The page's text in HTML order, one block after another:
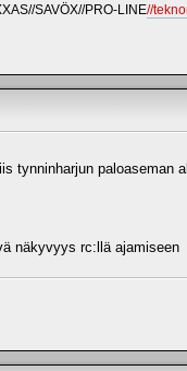
SAVÖX//PRO-LINE//
paloaseman
näkyvyys rc:llä ajamiseen